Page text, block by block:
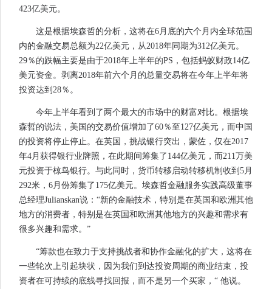
423亿美元。
这是根据埃森哲的分析，这将在6月底的六个月内全球范围
内的金融交易总额为22亿美元，从2018年同期为312亿美元。
29％的跌幅主要是由于2018年上半年的PS，包括蚂蚁财政14亿
美元资金。剥离2018年前六个月的总量交易将在今年上半年将
投资达到28％。
今年上半年看到了两个最大的市场中的财富对比。根据埃
森哲的说法，美国的交易价值增加了​​60％至127亿美元，而中国
的投资将停止停止。在英国，挑战银行突出，蒙佐，仅在2017
年4月获得银行业牌照，在此期间筹集了144亿美元，而211万美
元投资于椋鸟银行。与此同时，货币转移启动转移机制收到5月
292米，6月份筹集了175亿美元。埃森哲金融服务实践高级董事
总经理Julianskan说：“新的金融技术，特别是在英国和欧洲其他
地方的消费者，特别是在英国和欧洲其他地方的兴趣和需求有
很多兴趣和需求。”
“筹款也在致力于支持挑战者和协作金融化的扩大，这将在
一些轮次上引起块状，因为我们到达投资周期的商业结束，投
资者在可持续的底线寻找回报，而不是另一个买家，“ 他说。